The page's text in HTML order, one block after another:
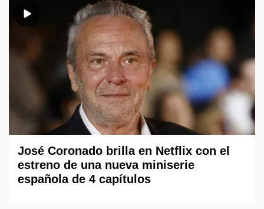
José Coronado brilla en Netflix con el
estreno de una nueva miniserie
española de 4 capítulos